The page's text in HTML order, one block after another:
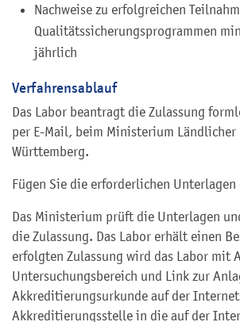
Nachweise zu erfolgreichen
Qualitätssicherungsprogrammen
jährlich
Verfahrensablauf
Das Labor beantragt die Zulassung
per E-Mail, beim Ministerium Ländlicher
Württemberg.
Fügen Sie die erforderlichen
Das Ministerium prüft die Unterlagen
die Zulassung. Das Labor erhält einen
erfolgten Zulassung wird das Labor mit
Untersuchungsbereich und Link zur
Akkreditierungsurkunde auf der
Akkreditierungsstelle in die auf der